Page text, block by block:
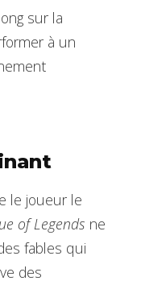
sur la
à un
le joueur le
of Legends ne
fables qui
des